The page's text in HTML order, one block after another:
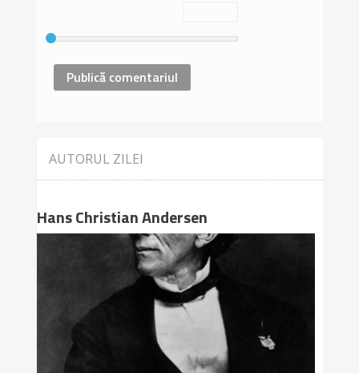
AUTORUL ZILEI
Hans Christian Andersen